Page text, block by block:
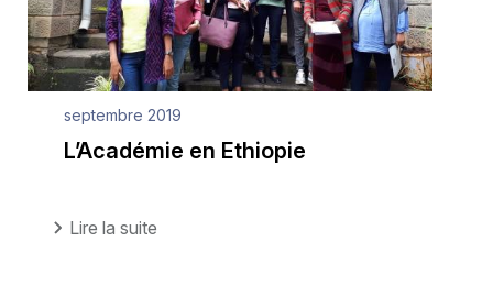
septembre 2019
L’Académie en Ethiopie
Lire la suite